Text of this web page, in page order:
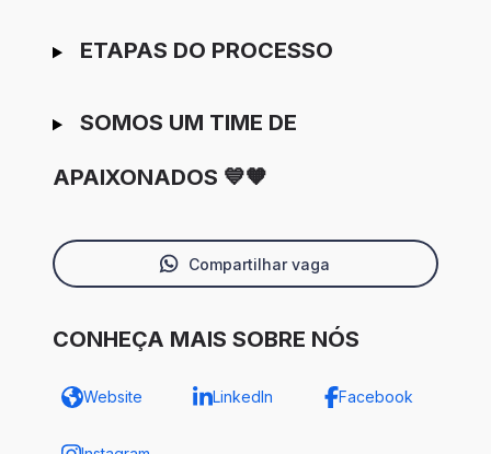
ETAPAS DO PROCESSO
SOMOS UM TIME DE
APAIXONADOS 💙🧡
Compartilhar vaga
CONHEÇA MAIS SOBRE NÓS
Website LinkedIn Facebook